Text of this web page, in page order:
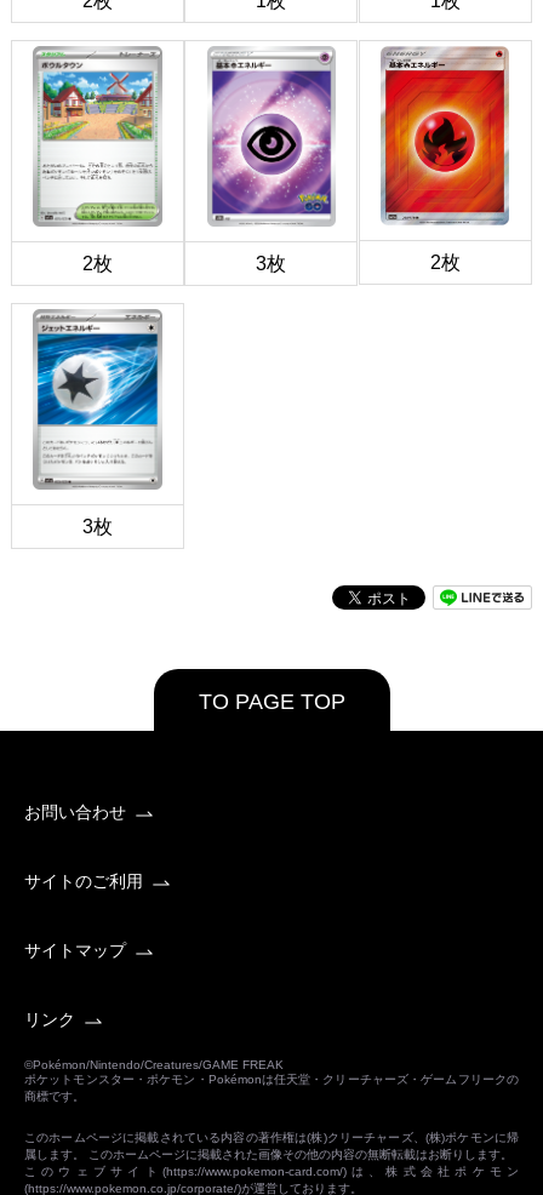
2枚 3枚 2枚
3枚
TO PAGE TOP
お問い合わせ
サイトのご利用
サイトマップ
リンク
©Pokémon/Nintendo/Creatures/GAME FREAK
ポケットモンスター・ポケモン・Pokémonは任天堂・クリーチャーズ・ゲームフリークの
商標です。
このホームページに掲載されている内容の著作権は(株)クリーチャーズ、(株)ポケモンに帰
属します。 このホームページに掲載された画像その他の内容の無断転載はお断りします。
このウェブサイト(https://www.pokemon-card.com/)は、株式会社ポケモン
(https://www.pokemon.co.jp/corporate/)が運営しております。